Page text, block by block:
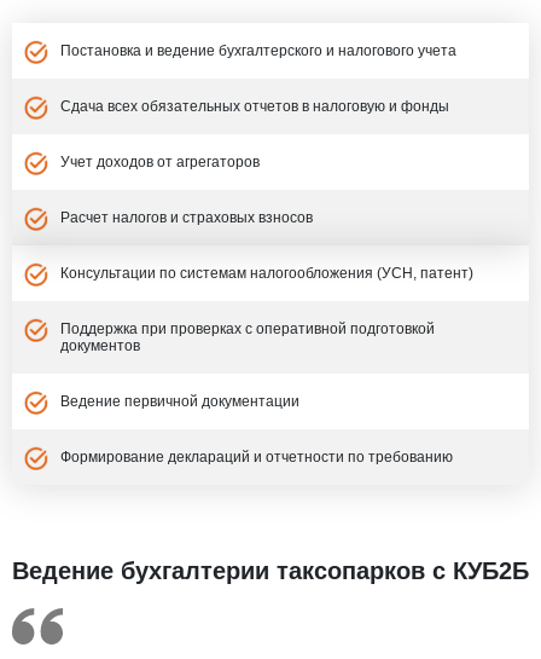
Постановка и ведение бухгалтерского и налогового учета
Сдача всех обязательных отчетов в налоговую и фонды
Учет доходов от агрегаторов
Расчет налогов и страховых взносов
Консультации по системам налогообложения (УСН, патент)
Поддержка при проверках с оперативной подготовкой
документов
Ведение первичной документации
Формирование деклараций и отчетности по требованию
Ведение бухгалтерии таксопарков с КУБ2Б